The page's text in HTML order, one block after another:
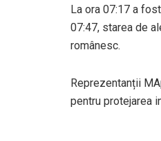
La ora 07:17 a
07:47, starea de
românesc.
Reprezentanții
pentru protejarea